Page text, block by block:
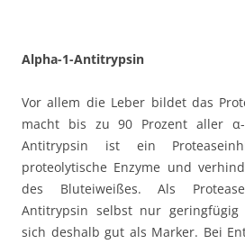
Alpha-1-Antitrypsin
Vor allem die Leber bildet das
macht bis zu 90 Prozent aller α-
Antitrypsin ist ein
proteolytische Enzyme und
des Bluteiweißes. Als
Antitrypsin selbst nur
sich deshalb gut als Marker. Bei